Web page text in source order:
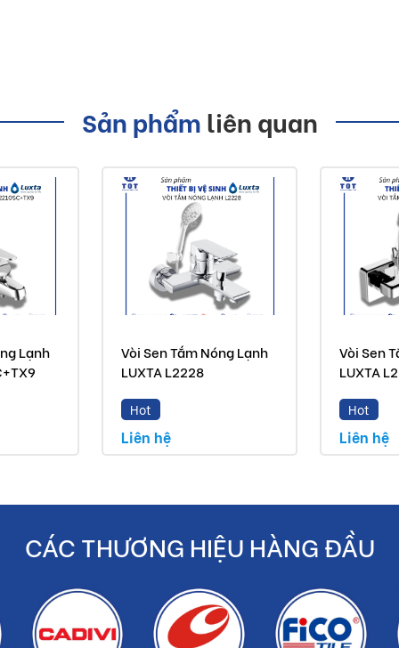
của khách hàng và bắt kịp xu hướng thị trường.
tăng giá trị, lợi ích cho người sử dụng sản phẩm.
tươi mới hơn, mang lại nguồn năng lượng, giúp cho
với thực tế do công nghệ chụp hình và ánh sáng
chính hãng
Sản phẩm liên quan
Lạnh
Vòi Sen Tắm Nóng Lạnh
LUXTA L2228
Hot
Liên hệ
Vòi Sen
LUXTA
Hot
Liên hệ
CÁC THƯƠNG HIỆU HÀNG ĐẦU